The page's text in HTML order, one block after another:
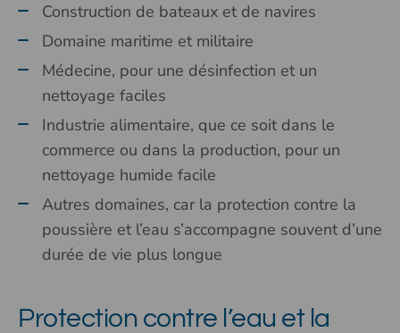
Construction de bateaux et de navires
Domaine maritime et militaire
Médecine, pour une désinfection et un
nettoyage faciles
Industrie alimentaire, que ce soit dans le
commerce ou dans la production, pour un
nettoyage humide facile
Autres domaines, car la protection contre la
poussière et l’eau s’accompagne souvent d’une
durée de vie plus longue
Protection contre l’eau et la